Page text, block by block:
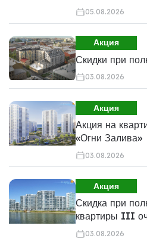
05.08.2026
Акция
Скидки при
03.08.2026
Акция
Акция на
«Огни Залива»
03.08.2026
Акция
Скидка при
квартиры III
03.08.2026